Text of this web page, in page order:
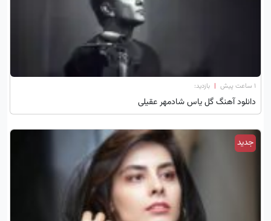
۱ ساعت پیش | بازدید:
دانلود آهنگ گل یاس شادمهر عقیلی
جدید